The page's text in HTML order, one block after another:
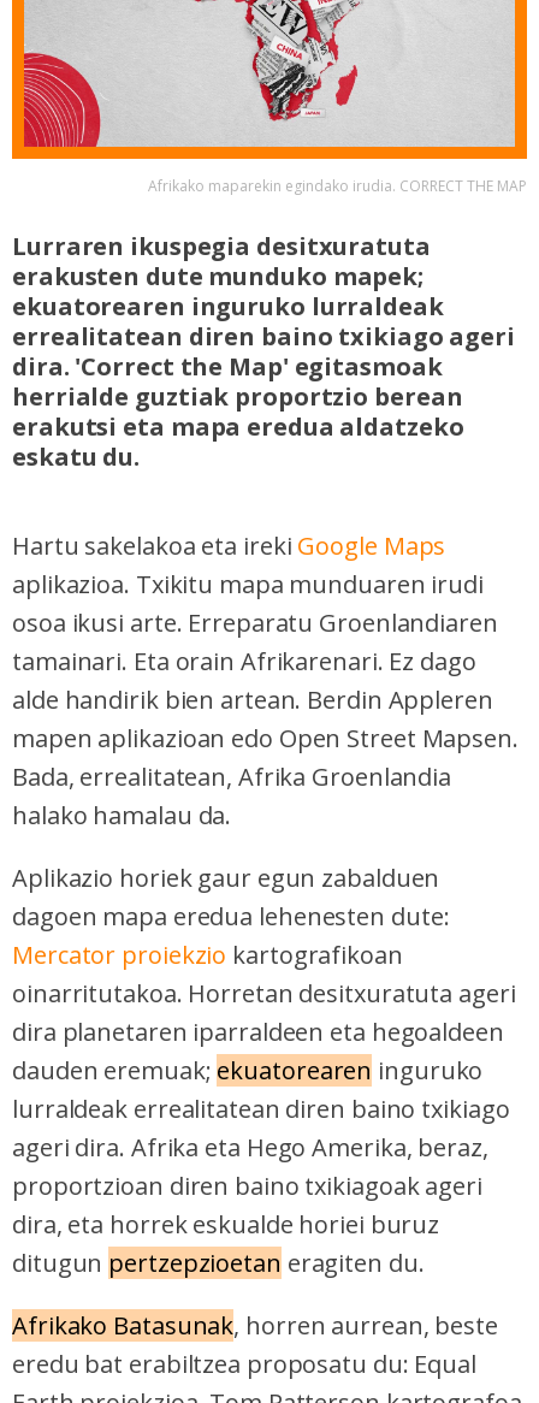
Afrikako maparekin egindako irudia. CORRECT THE MAP
Lurraren ikuspegia desitxuratuta
erakusten dute munduko mapek;
ekuatorearen inguruko lurraldeak
errealitatean diren baino txikiago ageri
dira. 'Correct the Map' egitasmoak
herrialde guztiak proportzio berean
erakutsi eta mapa eredua aldatzeko
eskatu du.
Hartu sakelakoa eta ireki Google Maps
aplikazioa. Txikitu mapa munduaren irudi
osoa ikusi arte. Erreparatu Groenlandiaren
tamainari. Eta orain Afrikarenari. Ez dago
alde handirik bien artean. Berdin Appleren
mapen aplikazioan edo Open Street Mapsen.
Bada, errealitatean, Afrika Groenlandia
halako hamalau da.
Aplikazio horiek gaur egun zabalduen
dagoen mapa eredua lehenesten dute:
Mercator proiekzio kartografikoan
oinarritutakoa. Horretan desitxuratuta ageri
dira planetaren iparraldeen eta hegoaldeen
dauden eremuak; ekuatorearen inguruko
lurraldeak errealitatean diren baino txikiago
ageri dira. Afrika eta Hego Amerika, beraz,
proportzioan diren baino txikiagoak ageri
dira, eta horrek eskualde horiei buruz
ditugun pertzepzioetan eragiten du.
Afrikako Batasunak, horren aurrean, beste
eredu bat erabiltzea proposatu du: Equal